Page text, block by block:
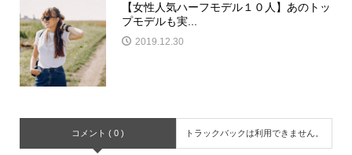
【女性人気ハーフモデル１０人】あのトッ
プモデルも実...
2019.12.30
コメント ( 0 ) トラックバックは利用できません。